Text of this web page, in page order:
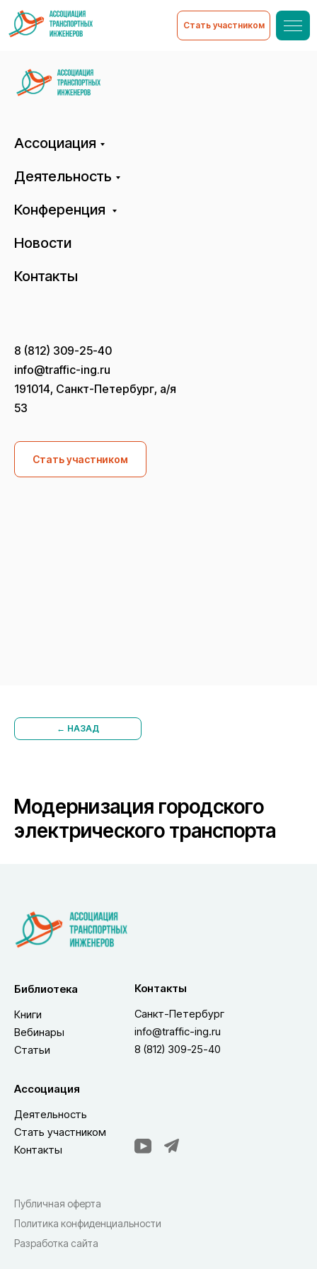
Стать участником
Ассоциация
Деятельность
Стать участником
Конференция
Новости
Контакты
8 (812) 309-25-40
info@traffic-ing.ru
191014, Санкт-Петербург, а/я
53
← НАЗАД
Модернизация городского
электрического транспорта
Политика конфиденциальности
Публичная оферта
Разработка сайта
Санкт-Петербург
info@traffic-ing.ru
8 (812) 309-25-40
Деятельность
Стать участником
Контакты
Книги
Вебинары
Статьи
Ассоциация
Контакты
Библиотека